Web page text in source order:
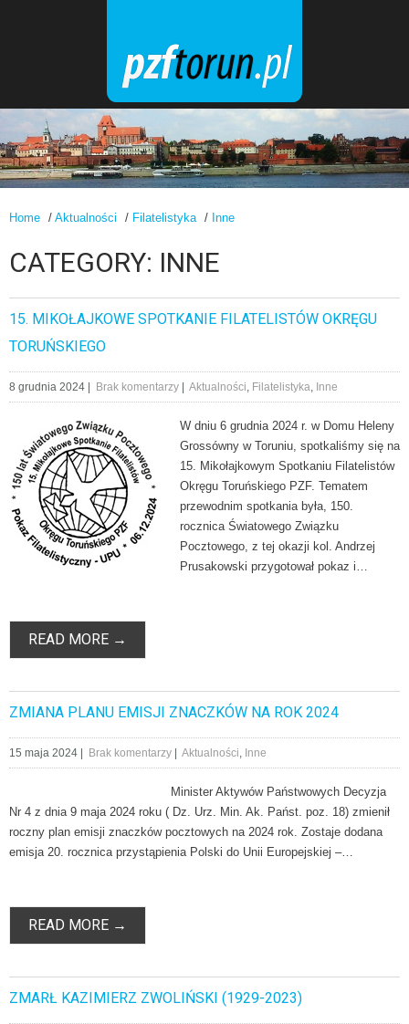
Home / Aktualności / Filatelistyka / Inne
CATEGORY: INNE
15. MIKOŁAJKOWE SPOTKANIE FILATELISTÓW OKRĘGU
TORUŃSKIEGO
8 grudnia 2024 Brak komentarzy Aktualności, Filatelistyka, Inne
W dniu 6 grudnia 2024 r. w Domu Heleny
Grossówny w Toruniu, spotkaliśmy się na
15. Mikołajkowym Spotkaniu Filatelistów
Okręgu Toruńskiego PZF. Tematem
przewodnim spotkania była, 150.
rocznica Światowego Związku
Pocztowego, z tej okazji kol. Andrzej
Prusakowski przygotował pokaz i…
READ MORE →
ZMIANA PLANU EMISJI ZNACZKÓW NA ROK 2024
15 maja 2024 Brak komentarzy Aktualności, Inne
Minister Aktywów Państwowych Decyzja
Nr 4 z dnia 9 maja 2024 roku ( Dz. Urz. Min. Ak. Państ. poz. 18) zmienił
roczny plan emisji znaczków pocztowych na 2024 rok. Zostaje dodana
emisja 20. rocznica przystąpienia Polski do Unii Europejskiej –…
READ MORE →
ZMARŁ KAZIMIERZ ZWOLIŃSKI (1929-2023)